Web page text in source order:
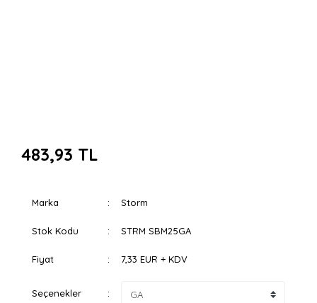
483,93 TL
Marka Storm
Stok Kodu STRM SBM25GA
Fiyat 7,33 EUR + KDV
Seçenekler